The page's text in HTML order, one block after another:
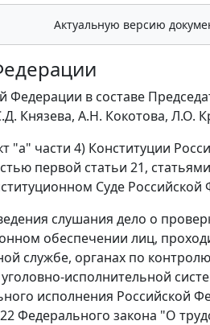
Актуальную версию
в составе
Князева, А.Н. Кокотова, Л.О.
"а" части 4) Конституции
первой статьи 21,
Суде Российской
слушания дело о
обеспечении лиц,
службе, органах по
исполнительной
исполнения Российской
Федерального закона "О